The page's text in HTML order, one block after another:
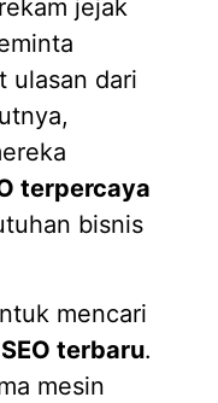
jejak
ulasan dari
terpercaya
bisnis
mencari
terbaru.
mesin